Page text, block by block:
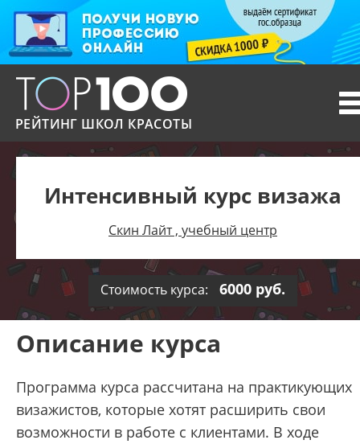
РЕЙТИНГ ШКОЛ КРАСОТЫ
Интенсивный курс визажа
Скин Лайт , учебный центр
Стоимость курса: 6000 руб.
Описание курса
Программа курса рассчитана на практикующих
визажистов, которые хотят расширить свои
возможности в работе с клиентами. В ходе